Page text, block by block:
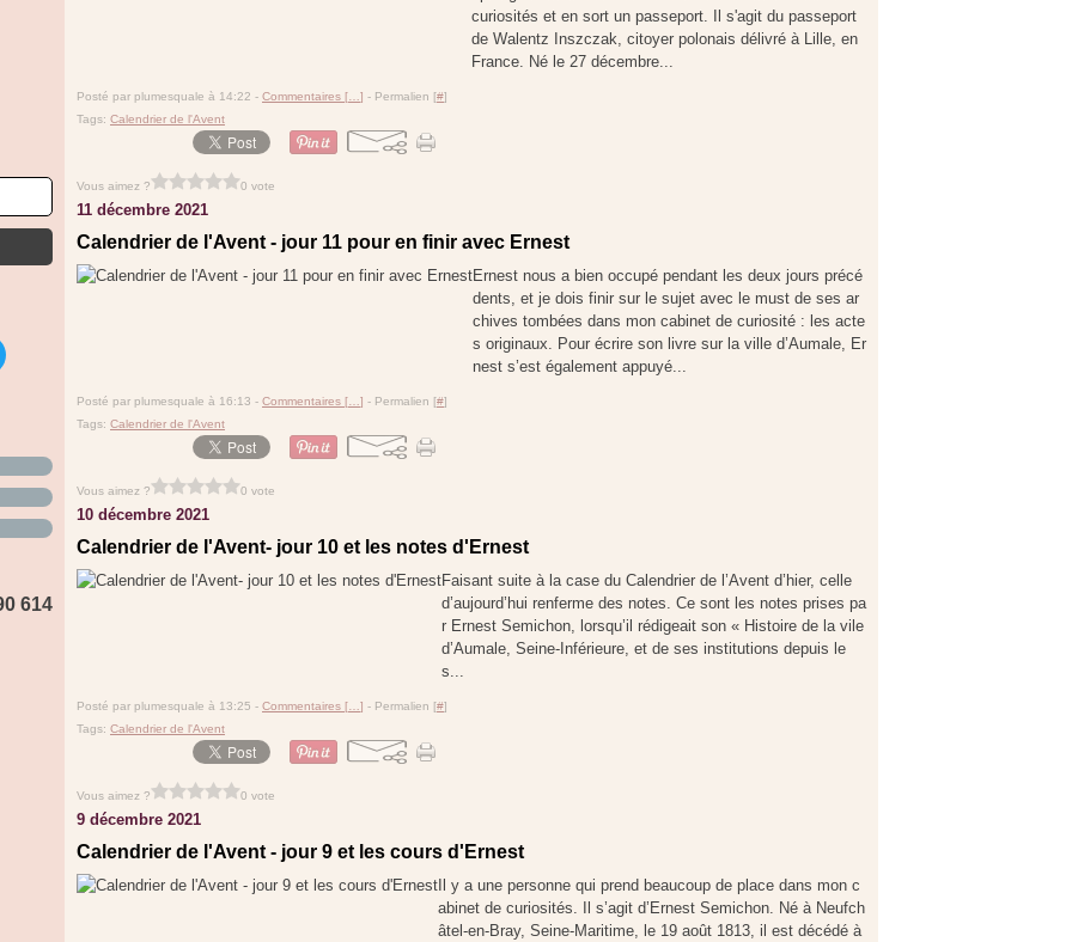
614
curiosités et en sort un passeport. Il s'agit du passeport
de Walentz Inszczak, citoyer polonais délivré à Lille, en
France. Né le 27 décembre...
Posté par plumesquale à 14:22 - Commentaires [ ] - Permalien [#]
Tags: Calendrier de l'Avent
Vous aimez ? 0 vote
11 décembre 2021
Calendrier de l'Avent - jour 11 pour en finir avec Ernest
Ernest nous a bien occupé pendant les deux jours précé
dents, et je dois finir sur le sujet avec le must de ses ar
chives tombées dans mon cabinet de curiosité : les acte
s originaux. Pour écrire son livre sur la ville d’Aumale, Er
nest s’est également appuyé...
Posté par plumesquale à 16:13 - Commentaires [ ] - Permalien [#]
Tags: Calendrier de l'Avent
Vous aimez ? 0 vote
10 décembre 2021
Calendrier de l'Avent- jour 10 et les notes d'Ernest
Faisant suite à la case du Calendrier de l’Avent d’hier, celle
d’aujourd’hui renferme des notes. Ce sont les notes prises pa
r Ernest Semichon, lorsqu’il rédigeait son « Histoire de la vile
d’Aumale, Seine-Inférieure, et de ses institutions depuis le
s...
Posté par plumesquale à 13:25 - Commentaires [ ] - Permalien [#]
Tags: Calendrier de l'Avent
Vous aimez ? 0 vote
9 décembre 2021
Calendrier de l'Avent - jour 9 et les cours d'Ernest
Il y a une personne qui prend beaucoup de place dans mon c
abinet de curiosités. Il s’agit d’Ernest Semichon. Né à Neufch
âtel-en-Bray, Seine-Maritime, le 19 août 1813, il est décédé à